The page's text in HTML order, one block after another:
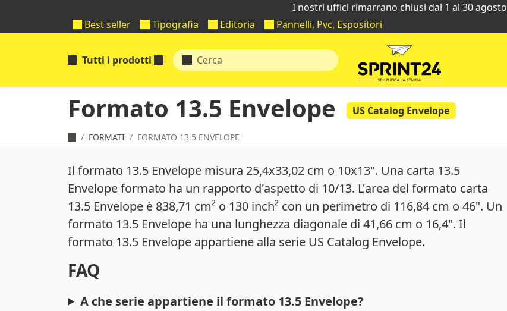
I nostri uffici rimarrano chiusi dal 1 al 30 agosto
Best seller
Tipografia Editoria Pannelli, Pvc, Espositori
Tutti i prodotti
Formato 13.5 Envelope US Catalog Envelope
FORMATI FORMATO 13.5 ENVELOPE
Il formato 13.5 Envelope misura 25,4x33,02 cm o 10x13". Una carta 13.5
Envelope formato ha un rapporto d'aspetto di 10/13. L'area del formato carta
13.5 Envelope è 838,71 cm² o 130 inch² con un perimetro di 116,84 cm o 46". Un
formato 13.5 Envelope ha una lunghezza diagonale di 41,66 cm o 16,4". Il
formato 13.5 Envelope appartiene alla serie US Catalog Envelope.
FAQ
A che serie appartiene il formato 13.5 Envelope?